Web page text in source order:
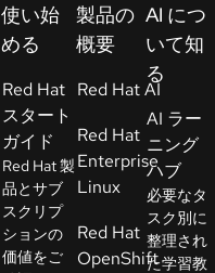
使い始
める
Red Hat
スタート
ガイド
Red Hat 製
品とサブ
スクリプ
ションの
価値をご
製品の
概要
Red Hat AI
Red Hat
Enterprise
Linux
Red Hat
OpenShift
AI につ
いて知
る
AI ラー
ニング
ハブ
必要なタ
スク別に
整理され
た学習教